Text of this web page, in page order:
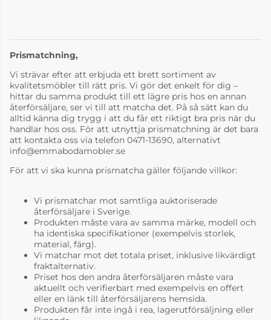
Prismatchning,
Vi strävar efter att erbjuda ett brett sortiment av
kvalitetsmöbler till rätt pris. Vi gör det enkelt för dig –
hittar du samma produkt till ett lägre pris hos en annan
återförsäljare, ser vi till att matcha det. På så sätt kan du
alltid känna dig trygg i att du får ett riktigt bra pris när du
handlar hos oss. För att utnyttja prismatchning är det bara
att kontakta oss via telefon 0471-13690, alternativt
info@emmabodamobler.se
För att vi ska kunna prismatcha gäller följande villkor:
Vi prismatchar mot samtliga auktoriserade
återförsäljare i Sverige.
Produkten måste vara av samma märke, modell och
ha identiska specifikationer (exempelvis storlek,
material, färg).
Vi matchar mot det totala priset, inklusive likvärdigt
fraktalternativ.
Priset hos den andra återförsäljaren måste vara
aktuellt och verifierbart med exempelvis en offert
eller en länk till återförsäljarens hemsida.
Produkten får inte ingå i rea, lagerutförsäljning eller